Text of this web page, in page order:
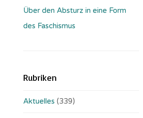
Über den Absturz in eine Form
des Faschismus
Rubriken
Aktuelles (339)